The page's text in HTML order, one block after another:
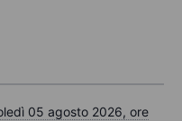
05 agosto 2026, ore